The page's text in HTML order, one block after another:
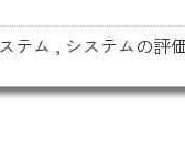
テム , システムの評